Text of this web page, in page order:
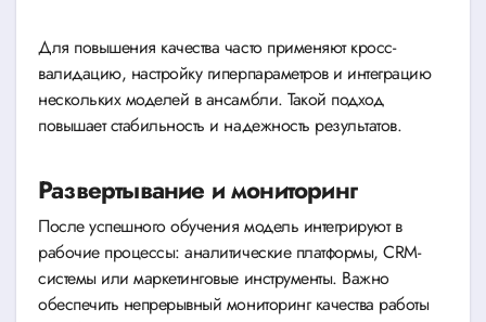
Для повышения качества часто применяют кросс-
валидацию, настройку гиперпараметров и интеграцию
нескольких моделей в ансамбли. Такой подход
повышает стабильность и надежность результатов.
Развертывание и мониторинг
После успешного обучения модель интегрируют в
рабочие процессы: аналитические платформы, CRM-
системы или маркетинговые инструменты. Важно
обеспечить непрерывный мониторинг качества работы